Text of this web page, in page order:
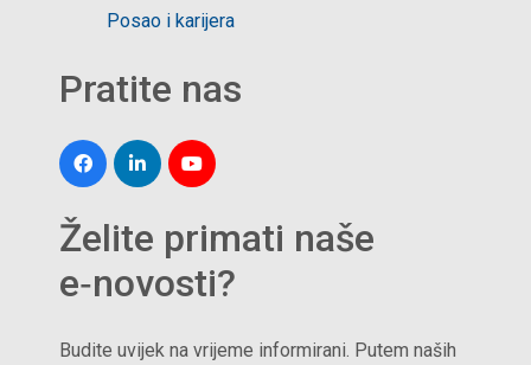
Posao i karijera
Pratite nas
Želite primati naše
e‑novosti?
Budite uvijek na vrijeme informirani. Putem naših